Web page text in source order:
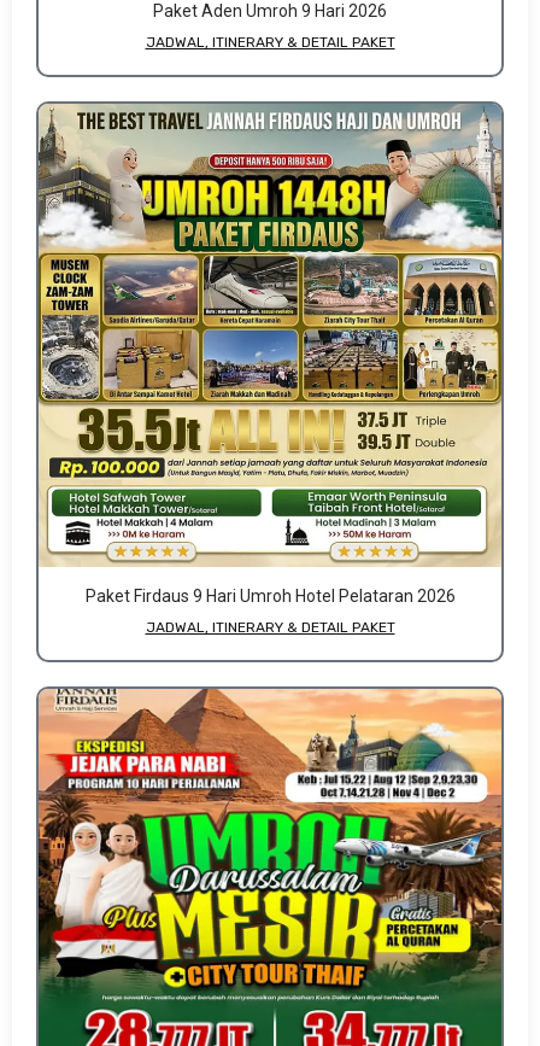
Paket Aden Umroh 9 Hari 2026
JADWAL, ITINERARY & DETAIL PAKET
Paket Firdaus 9 Hari Umroh Hotel Pelataran 2026
JADWAL, ITINERARY & DETAIL PAKET